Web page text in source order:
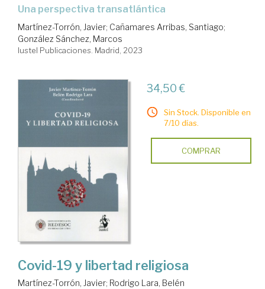
una perspectiva transatlántica
Martínez-Torrón, Javier; Cañamares Arribas, Santiago;
González Sánchez, Marcos
Iustel Publicaciones. Madrid, 2023
34,50 €
Sin Stock. Disponible en
7/10 días.
COMPRAR
Covid-19 y libertad religiosa
Martínez-Torrón, Javier; Rodrigo Lara, Belén